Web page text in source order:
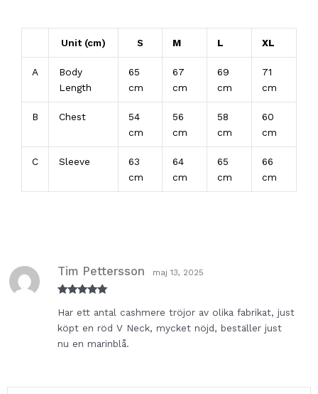
Unit (cm) S M L XL
A
Body
Length
65
cm
67
cm
69
cm
71
cm
B Chest
54
cm
56
cm
58
cm
60
cm
C Sleeve
63
cm
64
cm
65
cm
66
cm
av 5
Tim Pettersson maj 13, 2025
Har ett antal cashmere tröjor av olika fabrikat, just
köpt en röd V Neck, mycket nöjd, beställer just
nu en marinblå.